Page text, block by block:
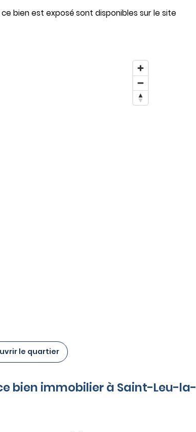
bien est exposé sont disponibles sur le site
le quartier
bien immobilier à Saint-Leu-la-